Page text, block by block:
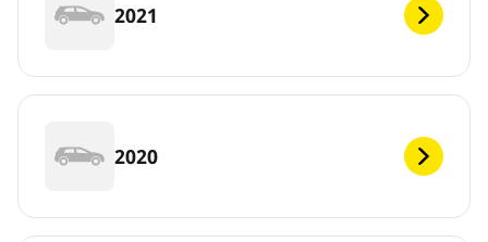
2021
2020